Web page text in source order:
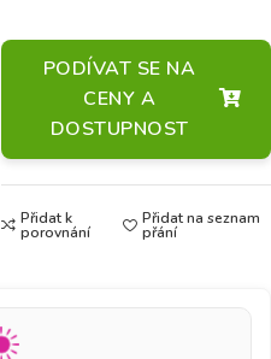
PODÍVAT SE NA
CENY A
DOSTUPNOST
Přidat k
porovnání
Přidat na seznam
přání